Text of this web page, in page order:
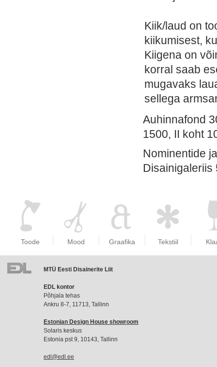
Kiik/laud on
kiikumisest,
Kiigena on
korral saab
mugavaks
sellega
Auhinnafond
1500, II koht
Nominentide
Disainigaleriis
Toode Mood Graafika Tekstiil
liikmemaks
MTÜ Eesti Disainerite Liit
EDL kontor
Põhjala tehas
Ankru 8-7, 11713, Tallinn
Estonian Design House showroom
Solaris keskus
Estonia pst 9, 10143, Tallinn
edl@edl.ee